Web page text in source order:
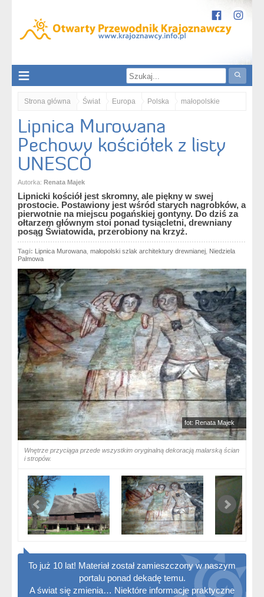
Strona główna Świat Europa Polska małopolskie
Ziemia Tarnowska
Lipnica Murowana. Pechowy kościółek z listy UNESCO
Lipnica Murowana
Pechowy kościółek z listy
UNESCO
Autorka: Renata Majek
Lipnicki kościół jest skromny, ale piękny w swej
prostocie. Postawiony jest wśród starych nagrobków, a
pierwotnie na miejscu pogańskiej gontyny. Do dziś za
ołtarzem głównym stoi ponad tysiącletni, drewniany
posąg Światowida, przerobiony na krzyż.
Tagi: Lipnica Murowana małopolski szlak architektury drewnianej Niedziela
Palmowa
fot: Renata Majek
Wnętrze przyciąga przede wszystkim oryginalną dekoracją malarską ścian
i stropów.
To już 10 lat! Materiał został zamieszczony w naszym
portalu ponad dekadę temu.
A świat się zmienia… Niektóre informacje praktyczne